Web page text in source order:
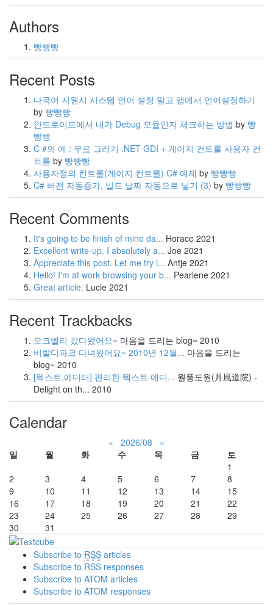
Authors
빵빵빵
Recent Posts
다국어 지원시 시스템 언어 설정 말고 앱에서 언어설정하기
by 빵빵빵
안드로이드에서 내가 Debug 모듈인지 체크하는 방법 by 빵
빵빵
C #의 예 : 무료 그리기 .NET GDI + 게이지 컨트롤 사용자 컨
트롤 by 빵빵빵
사용자정의 컨트롤(게이지 컨트롤) C# 예제 by 빵빵빵
C# 버전 자동증가, 빌드 날짜 자동으로 넣기 (3) by 빵빵빵
Recent Comments
It's going to be finish of mine da... Horace 2021
Excellent write-up. I absolutely a... Joe 2021
Appreciate this post. Let me try i... Antje 2021
Hello! I'm at work browsing your b... Pearlene 2021
Great article. Lucie 2021
Recent Trackbacks
오크벨리 갔다왔어요~ 마음을 드리는 blog~ 2010
비발디파크 다녀왔어요~ 2010년 12월... 마음을 드리는
blog~ 2010
[텍스트,에디터] 편리한 텍스트 에디... 월풍도원(月風道院) -
Delight on th... 2010
Calendar
« 2026/08
»
일
월 화 수 목 금
토
1
2
3 4 5 6 7
8
9
10 11 12 13 14
15
16
17 18 19 20 21
22
23
24 25 26 27 28
29
30
31
Subscribe to RSS articles
Subscribe to RSS responses
Subscribe to ATOM articles
Subscribe to ATOM responses